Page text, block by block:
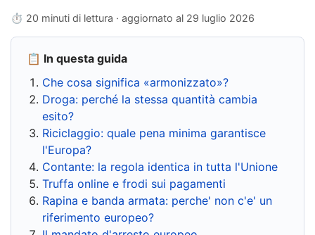
⏱ 20 minuti di lettura · aggiornato al 29 luglio 2026
📋 In questa guida
Che cosa significa «armonizzato»?
Droga: perché la stessa quantità cambia
esito?
Riciclaggio: quale pena minima garantisce
l'Europa?
Contante: la regola identica in tutta l'Unione
Truffa online e frodi sui pagamenti
Rapina e banda armata: perche' non c'e' un
riferimento europeo?